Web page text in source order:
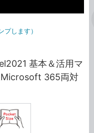
します）
基本＆活用マ
365両対